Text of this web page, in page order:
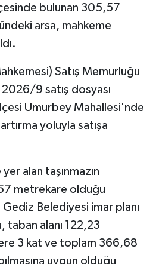
bulunan 305,57
arsa, mahkeme
Satış Memurluğu
9 satış dosyası
Umurbey Mahallesi'nde
yoluyla satışa
alan taşınmazın
metrekare olduğu
Gediz Belediyesi imar planı
taban alanı 122,23
3 kat ve toplam 366,68
uygun olduğu